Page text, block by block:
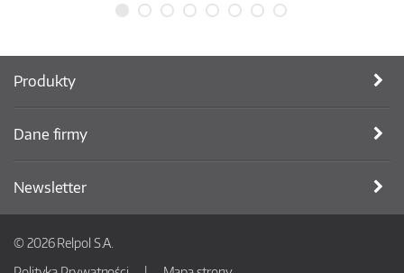
Produkty
Dane firmy
Newsletter
© 2026 Relpol S.A.